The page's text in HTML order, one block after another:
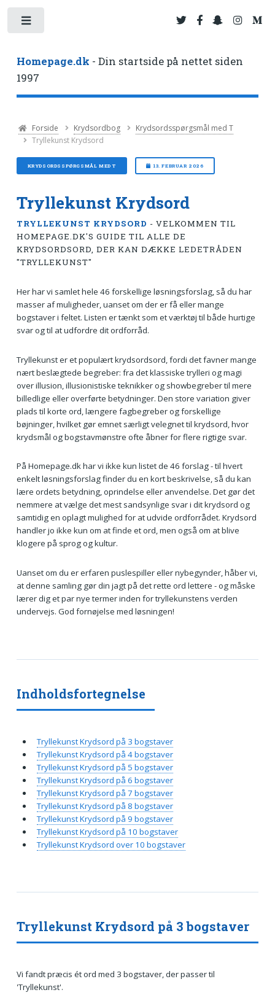
Homepage.dk - Din startside på nettet siden
1997
Forside Krydsordbog
Krydsordsspørgsmål med T
Tryllekunst Krydsord
KRYDSORDSSPØRGSMÅL MED T 13. FEBRUAR 2026
Tryllekunst Krydsord
TRYLLEKUNST KRYDSORD - VELKOMMEN TIL
HOMEPAGE.DK'S GUIDE TIL ALLE DE
KRYDSORDSORD, DER KAN DÆKKE LEDETRÅDEN
"TRYLLEKUNST"
Her har vi samlet hele 46 forskellige løsningsforslag, så du har
masser af muligheder, uanset om der er få eller mange
bogstaver i feltet. Listen er tænkt som et værktøj til både hurtige
svar og til at udfordre dit ordforråd.
Tryllekunst er et populært krydsordsord, fordi det favner mange
nært beslægtede begreber: fra det klassiske trylleri og magi
over illusion, illusionistiske teknikker og showbegreber til mere
billedlige eller overførte betydninger. Den store variation giver
plads til korte ord, længere fagbegreber og forskellige
bøjninger, hvilket gør emnet særligt velegnet til krydsord, hvor
krydsmål og bogstavmønstre ofte åbner for flere rigtige svar.
På Homepage.dk har vi ikke kun listet de 46 forslag - til hvert
enkelt løsningsforslag finder du en kort beskrivelse, så du kan
lære ordets betydning, oprindelse eller anvendelse. Det gør det
nemmere at vælge det mest sandsynlige svar i dit krydsord og
samtidig en oplagt mulighed for at udvide ordforrådet. Krydsord
handler jo ikke kun om at finde et ord, men også om at blive
klogere på sprog og kultur.
Uanset om du er erfaren puslespiller eller nybegynder, håber vi,
at denne samling gør din jagt på det rette ord lettere - og måske
lærer dig et par nye termer inden for tryllekunstens verden
undervejs. God fornøjelse med løsningen!
Tryllekunst Krydsord på 3 bogstaver
Vi fandt præcis ét ord med 3 bogstaver, der passer til
'Tryllekunst'.
Indholdsfortegnelse
Tryllekunst Krydsord på 3 bogstaver
Tryllekunst Krydsord på 4 bogstaver
Tryllekunst Krydsord på 5 bogstaver
Tryllekunst Krydsord på 6 bogstaver
Tryllekunst Krydsord på 7 bogstaver
Tryllekunst Krydsord på 8 bogstaver
Tryllekunst Krydsord på 9 bogstaver
Tryllekunst Krydsord på 10 bogstaver
Tryllekunst Krydsord over 10 bogstaver